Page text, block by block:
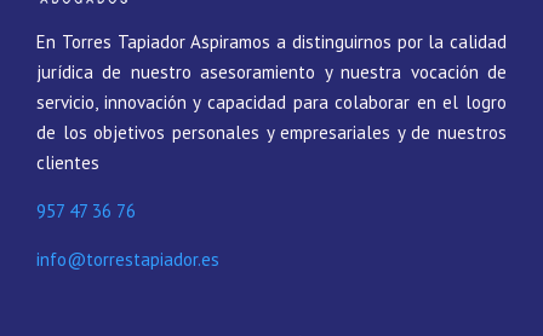
En Torres Tapiador Aspiramos a distinguirnos por la calidad
jurídica de nuestro asesoramiento y nuestra vocación de
servicio, innovación y capacidad para colaborar en el logro
de los objetivos personales y empresariales y de nuestros
clientes
957 47 36 76
info@torrestapiador.es